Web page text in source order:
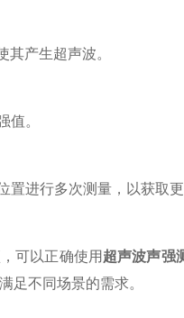
产生超声波。
。
进行多次测量，以获取更
可以正确使用 超声波声强
足不同场景的需求。